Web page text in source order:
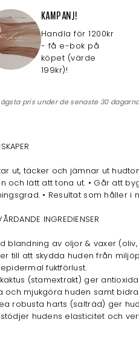
KAMPANJ!
Handla för 1200kr
- få e-bok på
köpet (värde
199kr)!
pris under de senaste 30
ut, täcker och jämnar ut
och lätt att tona ut. • Går att
• Resultat som håller i
INGREDIENSER
blandning av oljor & vaxer
till att skydda huden från
fuktförlust.
(stamextrakt) ger
och mjukgöra huden samt
robusta harts (salträd) ger
hudens elasticitet och